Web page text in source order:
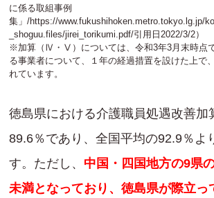
に係る取組事例
集」/https://www.fukushihoken.metro.tokyo.lg.jp/
_shoguu.files/jirei_torikumi.pdf/引用日2022/3/2）
※加算（Ⅳ・Ⅴ）については、令和3年3月末時点
る事業者について、１年の経過措置を設けた上で
れています。
徳島県における介護職員処遇改善加
89.6％であり、全国平均の92.9％よ
す。ただし、 中国・四国地方の9県
未満となっており、徳島県が際立っ